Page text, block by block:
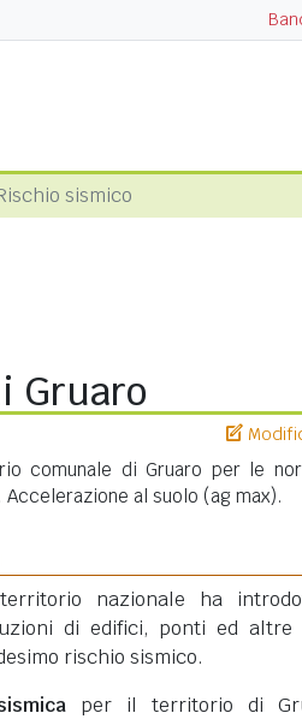
sismico
Gruaro
comunale di Gruaro per le
al suolo (ag max).
nazionale ha
di edifici, ponti ed altre
rischio sismico.
per il territorio di